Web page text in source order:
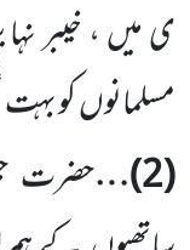
ی میں ، خیبر
مسلمانوںکو بہت
(
2
)…حضرت